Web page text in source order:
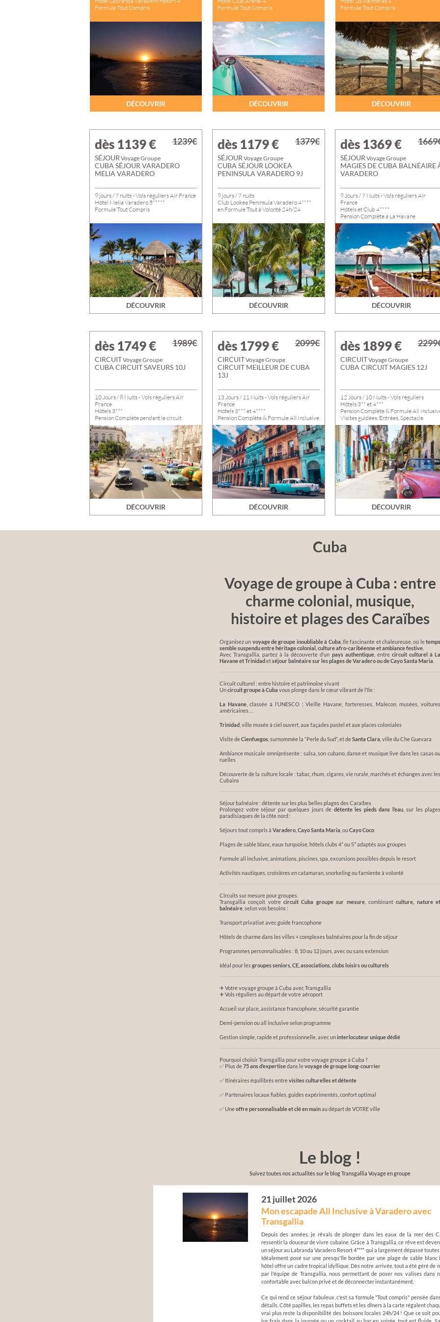
CROATIE
ÎLE DE FRANCE
Formule Tout Compris
DÉCOUVRIR
Formule Tout Compris
DÉCOUVRIR
Formule Tout Compris
DÉCOUVRIR
dès 1139€
SÉJOUR Voyage Groupe
CUBA SÉJOUR VARADERO
MELIA VARADERO
9 jours / 7 nuits - Vols réguliers Air France
Hôtel Melia Varadero 5*****
Formule Tout Compris
DÉCOUVRIR
1239€ dès 1179€
SÉJOUR Voyage Groupe
CUBA SÉJOUR LOOKEA
PENINSULA VARADERO 9J
9 jours / 7 nuits
Club Lookea Peninsula Varadero 4****
en Formule Tout à Volonté 24h/24
DÉCOUVRIR
1379€ dès 1369€
SÉJOUR Voyage Groupe
MAGIES DE CUBA BALNÉAIRE
VARADERO
9 Jours / 7 Nuits - Vols réguliers Air
France
Hôtels et Club 4****
Pension Complète à La Havane
Formule All Inclusive à Varadero
DÉCOUVRIR
dès 1749€
CIRCUITVoyage Groupe
CUBA CIRCUIT SAVEURS 10J
10 Jours / 8 Nuits - Vols réguliers Air
France
Hôtels 3***
Pension Complète pendant le circuit
DÉCOUVRIR
1989€ dès 1799€
CIRCUITVoyage Groupe
CIRCUIT MEILLEUR DE CUBA
13J
13 Jours / 11 Nuits - Vols réguliers Air
France
Hôtels 3*** et 4****
Pension Complète & Formule All Inclusive
Visites guidées, Entrées, Spectacle
DÉCOUVRIR
2099€ dès 1899€
CIRCUITVoyage Groupe
CUBA CIRCUIT MAGIES 12J
12 Jours / 10 Nuits - Vols réguliers
Hôtels 3** et 4***
Pension Complète & Formule All
Visites guidées, Entrées, Spectacle
DÉCOUVRIR
Cuba
Voyage de groupe à Cuba : entre
charme colonial, musique,
histoire et plages des Caraïbes
Organisez un voyage de groupe inoubliable à Cuba , île fascinante et chaleureuse, où le
semble suspendu entre héritage colonial, culture afro-caribéenne et ambiance festive
Avec Transgallia, partez à la découverte d’un pays authentique, entre circuit culturel à
Havane et Trinidadetséjour balnéaire sur les plages de Varadero ou de Cayo Santa Maria
Circuit culturel : entre histoire et patrimoine vivant
Uncircuit groupe à Cuba vous plonge dans le cœur vibrant de l’île :
La Havane, classée à l’UNESCO : Vieille Havane, forteresses, Malecon, musées,
américaines…
Trinidad , ville musée à ciel ouvert, aux façades pastel et aux places coloniales
Visite deCienfuegos , surnommée la “Perle du Sud”, et deSanta Clara , ville du Che Guevara
Ambiance musicale omniprésente : salsa, son cubano, danse et musique live dans les casas ou
ruelles
Découverte de la culture locale : tabac, rhum, cigares, vie rurale, marchés et échanges avec les
Cubains
Séjour balnéaire : détente sur les plus belles plages des Caraïbes
Prolongez votre séjour par quelques jours de détente les pieds dans l’eau, sur les plages
paradisiaques de la côte nord :
Séjours tout compris à Varadero Cayo Santa Maria , ouCayo Coco
Plages de sable blanc, eaux turquoise, hôtels clubs 4* ou 5* adaptés aux groupes
Formule all inclusive, animations, piscines, spa, excursions possibles depuis le resort
Activités nautiques, croisières en catamaran, snorkeling ou farniente à volonté
Circuits sur mesure pour groupes
Transgallia conçoit votrecircuit Cuba groupe sur mesure, combinantculture, nature
balnéaire , selon vos besoins :
Transport privatisé avec guide francophone
Hôtels de charme dans les villes + complexes balnéaires pour la fin de séjour
Programmes personnalisables : 8, 10 ou 12 jours, avec ou sans extension
Idéal pour lesgroupes seniors, CE, associations, clubs loisirs ou culturels
✈ Votre voyage groupe à Cuba avec Transgallia
✈ Vols réguliers au départ de votre aéroport
Accueil sur place, assistance francophone, sécurité garantie
Demi-pension ou all inclusive selon programme
Gestion simple, rapide et professionnelle, avec uninterlocuteur unique dédié
Pourquoi choisir Transgallia pour votre voyage groupe à Cuba ?
✅ Plus de75 ans d’expertisedans levoyage de groupe long-courrier
✅ Itinéraires équilibrés entrevisites culturelles et détente
✅ Partenaires locaux fiables, guides expérimentés, confort optimal
✅ Uneoffre personnalisable et clé en mainau départ de VOTRE ville
Le blog !
Suivez toutes nos actualités sur le blog Transgallia Voyage en groupe
21 juillet 2026
Mon escapade All Inclusive à Varadero avec
Transgallia
Depuis des années, je rêvais de plonger dans les eaux de la mer des
ressentir la douceur de vivre cubaine. Grâce à Transgallia, ce rêve est
un séjour au Labranda Varadero Resort 4**** qui a largement dépassé
Idéalement posé sur une presqu'île bordée par une plage de sable blanc
hôtel offre un cadre tropical idyllique. Dès notre arrivée, tout a été géré de
par l'équipe de Transgallia, nous permettant de poser nos valises dans
confortable avec balcon privé et de déconnecter instantanément.
Ce qui rend ce séjour fabuleux, c'est sa formule "Tout compris" pensée
détails. Côté papilles, les repas buffets et les dîners à la carte régalent
vrai plus reste la disponibilité des boissons locales 24h/24 ! Que ce soit